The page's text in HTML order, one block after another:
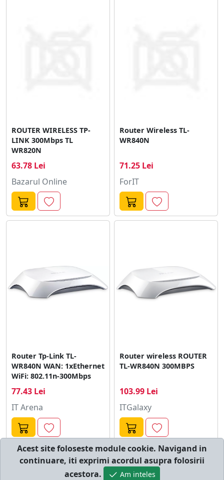
ROUTER WIRELESS TP-
LINK 300Mbps TL
WR820N
63.78 Lei
Bazarul Online
Router Wireless TL-
WR840N
71.25 Lei
ForIT
Router Tp-Link TL-
WR840N WAN: 1xEthernet
WiFi: 802.11n-300Mbps
77.43 Lei
IT Arena
Router wireless ROUTER
TL-WR840N 300MBPS
103.99 Lei
ITGalaxy
© cumperi.net | Catalog cumparaturi online
Acest site foloseste module cookie. Navigand in
continuare, iti exprimi acordul asupra folosirii
acestora.
Am inteles